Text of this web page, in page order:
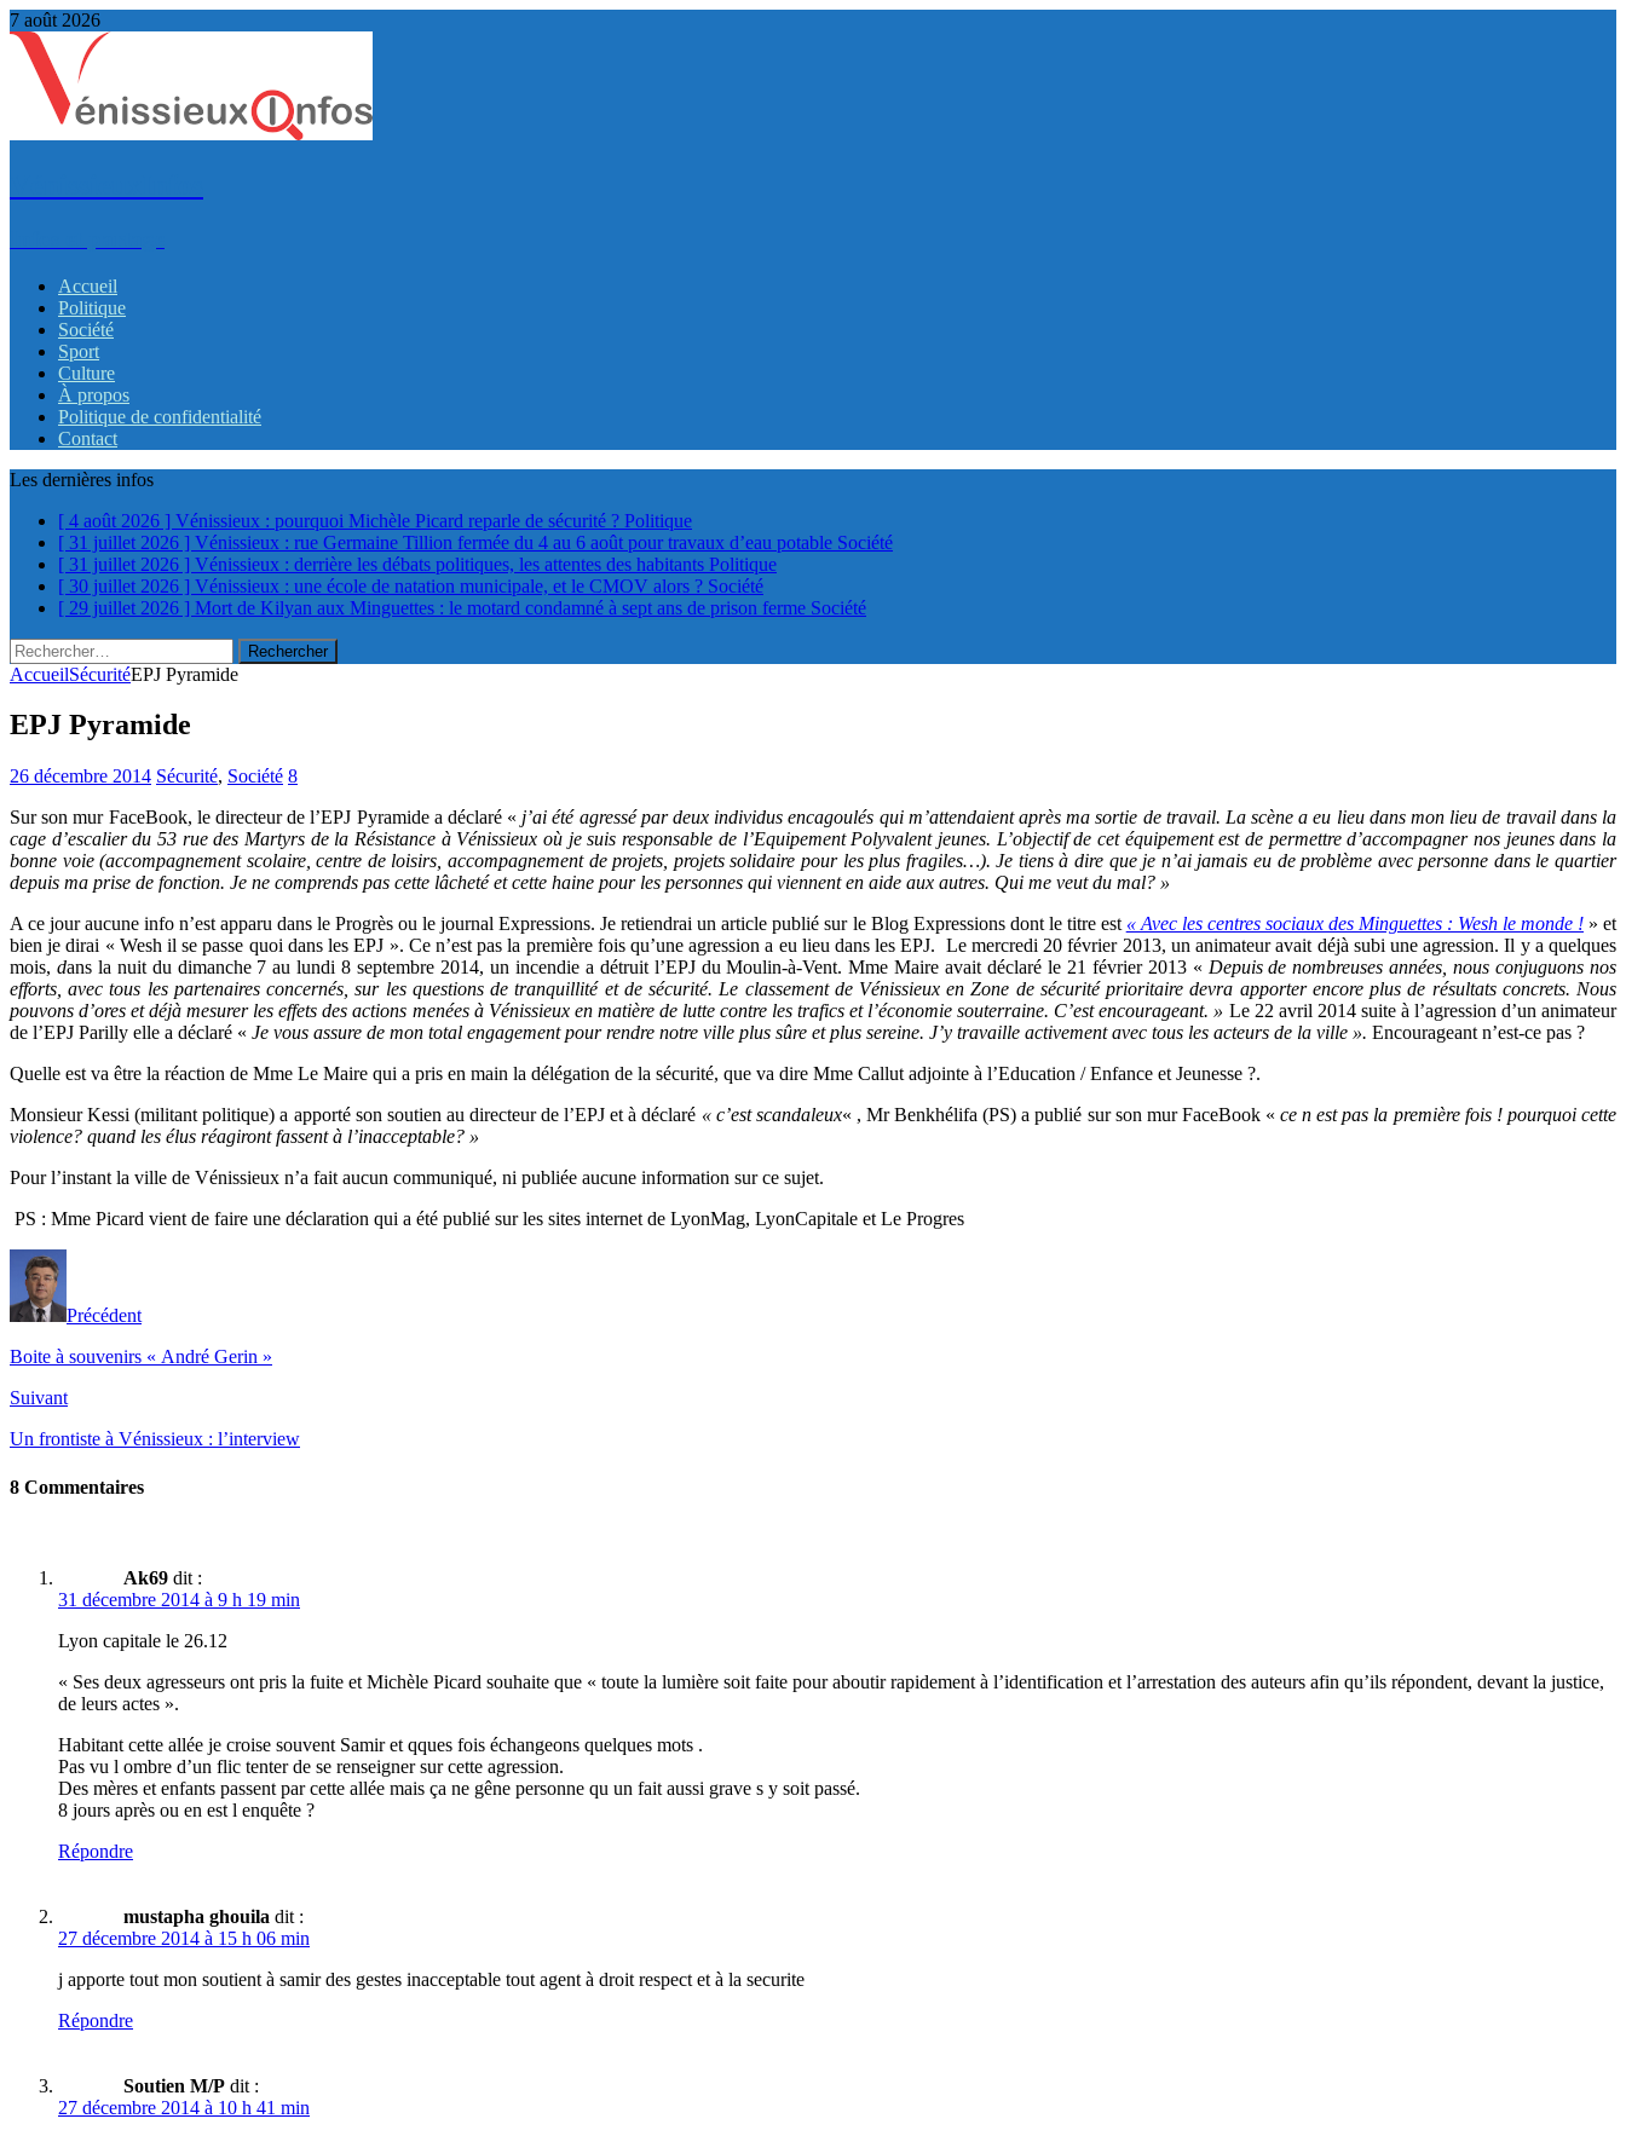
7 août 2026
Accueil
Politique
Société
Sport
Culture
À propos
Politique de confidentialité
Contact
Les dernières infos
[ 4 août 2026 ] Vénissieux : pourquoi Michèle Picard reparle de sécurité ? Politique
[ 31 juillet 2026 ] Vénissieux : rue Germaine Tillion fermée du 4 au 6 août pour travaux d’eau potable Société
[ 31 juillet 2026 ] Vénissieux : derrière les débats politiques, les attentes des habitants Politique
[ 30 juillet 2026 ] Vénissieux : une école de natation municipale, et le CMOV alors ? Société
[ 29 juillet 2026 ] Mort de Kilyan aux Minguettes : le motard condamné à sept ans de prison ferme Société
Rechercher :
AccueilSécuritéEPJ Pyramide
EPJ Pyramide
26 décembre 2014 Sécurité, Société 8
Sur son mur FaceBook, le directeur de l’EPJ Pyramide a déclaré « j’ai été agressé par deux individus encagoulés qui m’attendaient après ma sortie de travail. La scène a eu lieu dans mon lieu de travail dans la
cage d’escalier du 53 rue des Martyrs de la Résistance à Vénissieux où je suis responsable de l’Equipement Polyvalent jeunes. L’objectif de cet équipement est de permettre d’accompagner nos jeunes dans la
bonne voie (accompagnement scolaire, centre de loisirs, accompagnement de projets, projets solidaire pour les plus fragiles…). Je tiens à dire que je n’ai jamais eu de problème avec personne dans le quartier
depuis ma prise de fonction. Je ne comprends pas cette lâcheté et cette haine pour les personnes qui viennent en aide aux autres. Qui me veut du mal? »
A ce jour aucune info n’est apparu dans le Progrès ou le journal Expressions. Je retiendrai un article publié sur le Blog Expressions dont le titre est « Avec les centres sociaux des Minguettes : Wesh le monde !» et
bien je dirai « Wesh il se passe quoi dans les EPJ ». Ce n’est pas la première fois qu’une agression a eu lieu dans les EPJ. Le mercredi 20 février 2013, un animateur avait déjà subi une agression. Il y a quelques
mois, dans la nuit du dimanche 7 au lundi 8 septembre 2014, un incendie a détruit l’EPJ du Moulin-à-Vent. Mme Maire avait déclaré le 21 février 2013 « Depuis de nombreuses années, nous conjuguons nos
efforts, avec tous les partenaires concernés, sur les questions de tranquillité et de sécurité. Le classement de Vénissieux en Zone de sécurité prioritaire devra apporter encore plus de résultats concrets. Nous
pouvons d’ores et déjà mesurer les effets des actions menées à Vénissieux en matière de lutte contre les trafics et l’économie souterraine. C’est encourageant. » Le 22 avril 2014 suite à l’agression d’un animateur
de l’EPJ Parilly elle a déclaré « Je vous assure de mon total engagement pour rendre notre ville plus sûre et plus sereine. J’y travaille activement avec tous les acteurs de la ville ». Encourageant n’est-ce pas ?
Quelle est va être la réaction de Mme Le Maire qui a pris en main la délégation de la sécurité, que va dire Mme Callut adjointe à l’Education / Enfance et Jeunesse ?.
Monsieur Kessi (militant politique) a apporté son soutien au directeur de l’EPJ et à déclaré « c’est scandaleux« , Mr Benkhélifa (PS) a publié sur son mur FaceBook «ce n est pas la première fois ! pourquoi cette
violence? quand les élus réagiront fassent à l’inacceptable? »
Pour l’instant la ville de Vénissieux n’a fait aucun communiqué, ni publiée aucune information sur ce sujet.
PS : Mme Picard vient de faire une déclaration qui a été publié sur les sites internet de LyonMag, LyonCapitale et Le Progres
Précédent
Boite à souvenirs « André Gerin »
Suivant
Un frontiste à Vénissieux : l’interview
8 Commentaires
Ak69 dit :
31 décembre 2014 à 9 h 19 min
Lyon capitale le 26.12
« Ses deux agresseurs ont pris la fuite et Michèle Picard souhaite que « toute la lumière soit faite pour aboutir rapidement à l’identification et l’arrestation des auteurs afin qu’ils répondent, devant la justice,
de leurs actes ».
Habitant cette allée je croise souvent Samir et qques fois échangeons quelques mots .
Pas vu l ombre d’un flic tenter de se renseigner sur cette agression.
Des mères et enfants passent par cette allée mais ça ne gêne personne qu un fait aussi grave s y soit passé.
8 jours après ou en est l enquête ?
Répondre
mustapha ghouila dit :
27 décembre 2014 à 15 h 06 min
j apporte tout mon soutient à samir des gestes inacceptable tout agent à droit respect et à la securite
Répondre
Soutien M/P dit :
27 décembre 2014 à 10 h 41 min